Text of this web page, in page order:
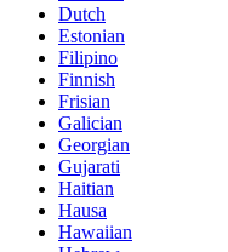
Dutch
Estonian
Filipino
Finnish
Frisian
Galician
Georgian
Gujarati
Haitian
Hausa
Hawaiian